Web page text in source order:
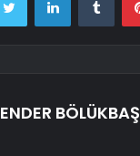
ENDER BÖLÜKBAŞ